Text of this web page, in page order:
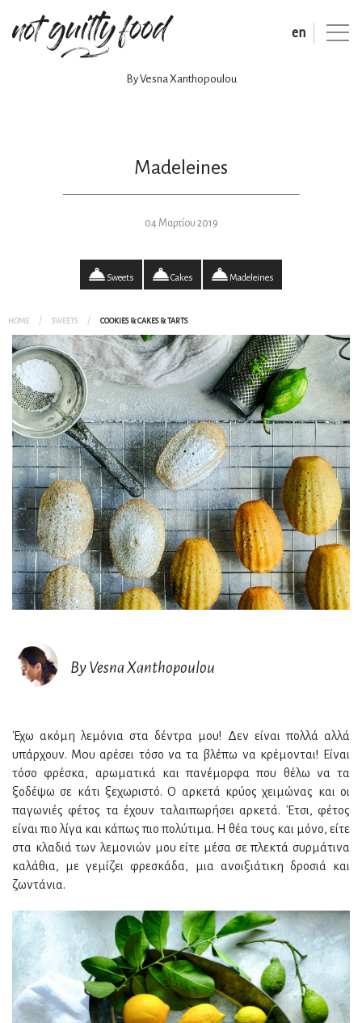
en
By Vesna Xanthopoulou
Madeleines
04 Μαρτίου 2019
Sweets Cakes Madeleines
HOME SWEETS COOKIES & CAKES & TARTS
By Vesna Xanthopoulou
Έχω ακόμη λεμόνια στα δέντρα μου! Δεν είναι πολλά αλλά
υπάρχουν. Moυ αρέσει τόσο να τα βλέπω να κρέμονται! Είναι
τόσο φρέσκα, αρωματικά και πανέμορφα που θέλω να τα
ξοδέψω σε κάτι ξεχωριστό. Ο αρκετά κρύος χειμώνας και οι
παγωνιές φέτος τα έχουν ταλαιπωρήσει αρκετά. Έτσι, φέτος
είναι πιο λίγα και κάπως πιο πολύτιμα. Η θέα τους και μόνο, είτε
στα κλαδιά των λεμονιών μου είτε μέσα σε πλεκτά συρμάτινα
καλάθια, με γεμίζει φρεσκάδα, μια ανοιξιάτικη δροσιά και
ζωντάνια.